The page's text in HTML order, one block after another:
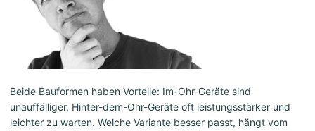
Beide Bauformen haben Vorteile: Im-Ohr-Geräte sind
unauffälliger, Hinter-dem-Ohr-Geräte oft leistungsstärker und
leichter zu warten. Welche Variante besser passt, hängt vom